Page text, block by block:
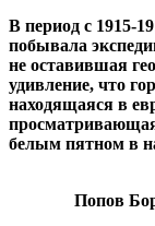
В период с 1915-
побывала
не оставившая
удивление, что
находящаяся в
белым пятном в
Попов